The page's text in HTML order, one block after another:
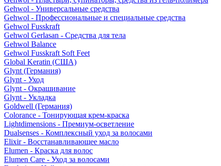
Gehwol - Универсальные средства
Gehwol - Профессиональные и специальные средства
Gehwol Fusskraft
Gehwol Gerlasan - Средства для тела
Gehwol Balance
Gehwol Fusskraft Soft Feet
Global Keratin (США)
Glynt (Германия)
Glynt - Уход
Glynt - Окрашивание
Glynt - Укладка
Goldwell (Германия)
Colorance - Тонирующая крем-краска
Lightdimensions - Премиум-осветление
Dualsenses - Комплексный уход за волосами
Elixir - Восстанавливающее масло
Elumen - Краска для волос
Elumen Care - Уход за волосами